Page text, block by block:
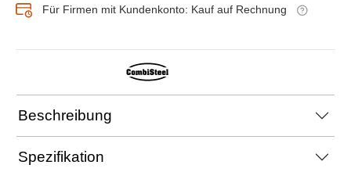
Für Firmen mit Kundenkonto: Kauf auf Rechnung
Beschreibung
Spezifikation